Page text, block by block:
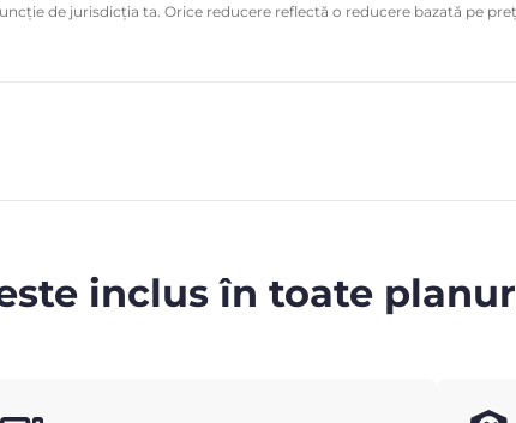
de jurisdicția ta. Orice reducere reflectă o reducere bazată pe
inclus în toate